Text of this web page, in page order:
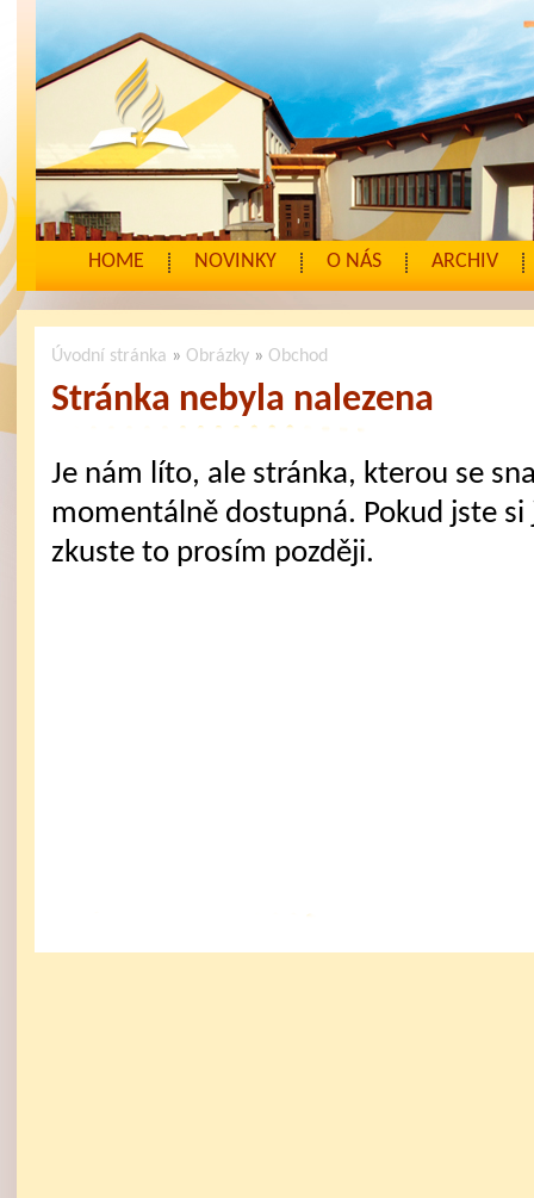
HOME NOVINKY O NÁS ARCHIV
Úvodní stránka » Obrázky » Obchod
Stránka nebyla nalezena
Je nám líto, ale stránka, kterou se
momentálně dostupná. Pokud jste
zkuste to prosím později.